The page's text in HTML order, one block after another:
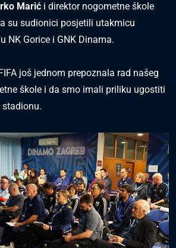
Marić i direktor nogometne škole
su sudionici posjetili utakmicu
NK Gorice i GNK Dinama.
još jednom prepoznala rad našeg
škole i da smo imali priliku ugostiti